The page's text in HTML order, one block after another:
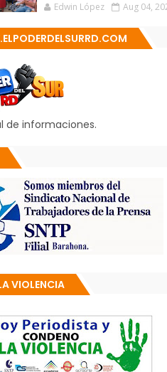
Edwin López Aug 04,
de informaciones.
VIOLENCIA